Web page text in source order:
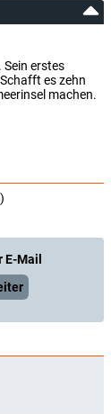
erstes
es zehn
machen.
)
Mail